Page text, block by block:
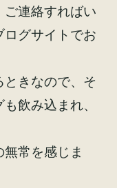
ご連絡すればい
ログサイトでお
きなので、そ
飲み込まれ、
常を感じま
プ
問い合わせ